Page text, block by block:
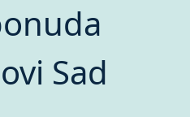
Sad